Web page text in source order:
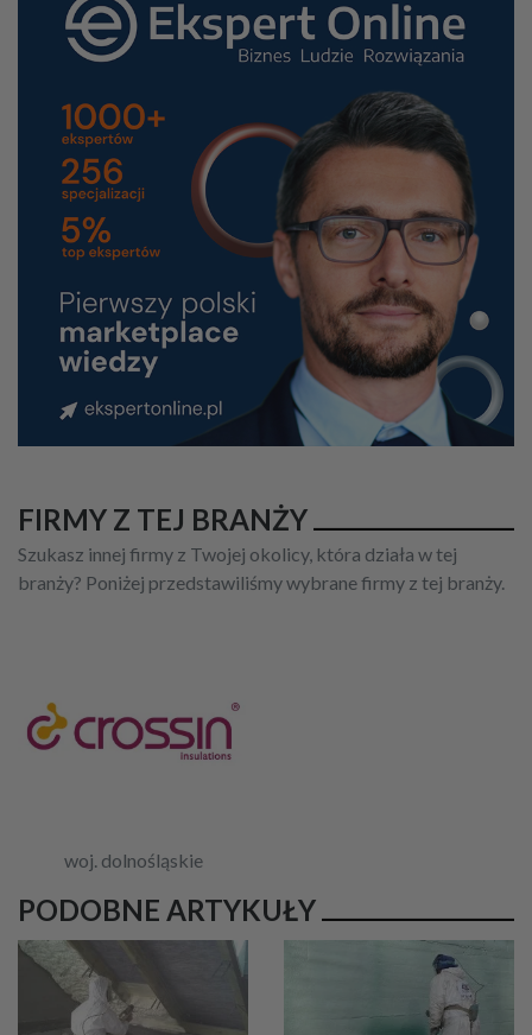
FIRMY Z TEJ BRANŻY
Szukasz innej firmy z Twojej okolicy, która działa w tej
branży? Poniżej przedstawiliśmy wybrane firmy z tej branży.
woj. dolnośląskie
PODOBNE ARTYKUŁY